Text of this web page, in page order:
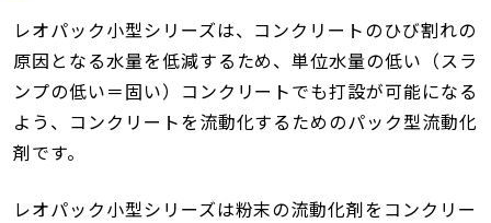
レオパック小型シリーズは、コンクリートのひび割れの
原因となる水量を低減するため、単位水量の低い（スラ
ンプの低い＝固い）コンクリートでも打設が可能になる
よう、コンクリートを流動化するためのパック型流動化
剤です。
レオパック小型シリーズは粉末の流動化剤をコンクリー